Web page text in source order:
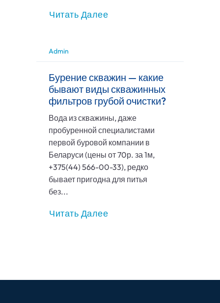
Читать Далее
Admin
Бурение скважин — какие
бывают виды скважинных
фильтров грубой очистки?
Вода из скважины, даже
пробуренной специалистами
первой буровой компании в
Беларуси (цены от 70р. за 1м,
+375(44) 566-00-33), редко
бывает пригодна для питья
без...
Читать Далее